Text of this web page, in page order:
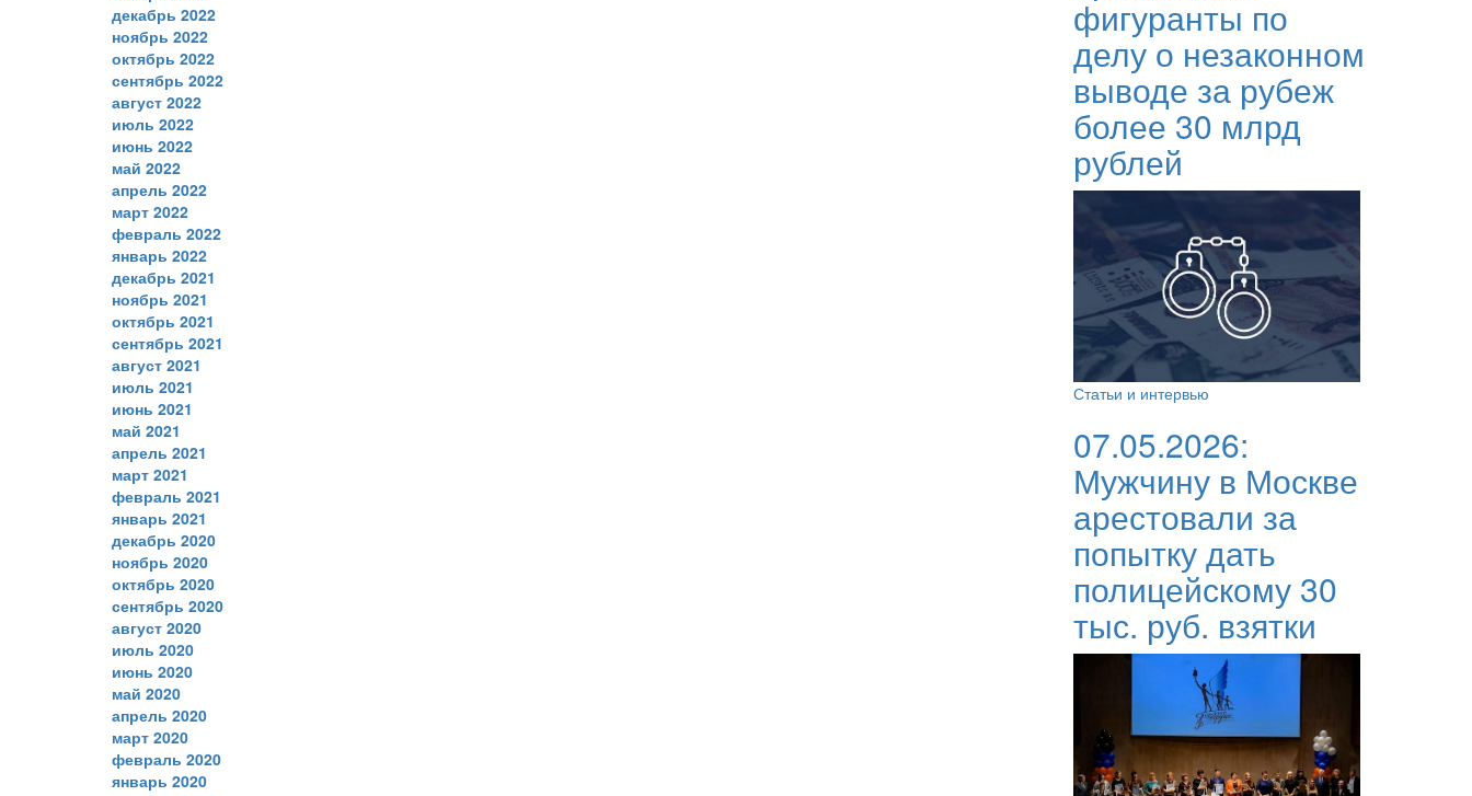
декабрь 2022
ноябрь 2022
октябрь 2022
сентябрь 2022
август 2022
июль 2022
июнь 2022
май 2022
апрель 2022
март 2022
февраль 2022
январь 2022
декабрь 2021
ноябрь 2021
октябрь 2021
сентябрь 2021
август 2021
июль 2021
июнь 2021
май 2021
апрель 2021
март 2021
февраль 2021
январь 2021
декабрь 2020
ноябрь 2020
октябрь 2020
сентябрь 2020
август 2020
июль 2020
июнь 2020
май 2020
апрель 2020
март 2020
февраль 2020
январь 2020
фигуранты по
делу о незаконном
выводе за рубеж
более 30 млрд
рублей
Статьи и интервью
07.05.2026:
Мужчину в Москве
арестовали за
попытку дать
полицейскому 30
тыс. руб. взятки